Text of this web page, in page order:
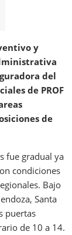
y
del
de PROF
de
fue gradual ya
condiciones
Bajo
Santa
puertas
de 10 a 14.